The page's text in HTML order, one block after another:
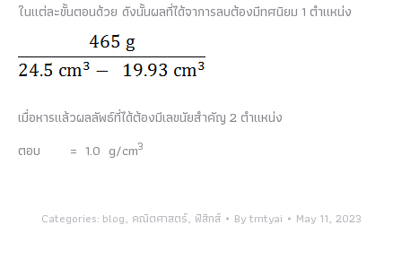
ในแต่ละขั้นตอนด้วย ดังนั้นผลที่ได้จาการลบต้องมีทศนิยม 1 ตำแหน่ง
เมื่อหารแล้วผลลัพธ์ที่ได้ต้องมีเลขนัยสำคัญ 2 ตำแหน่ง
ตอบ = 1.0 g/cm3
Categories: blog, คณิตศาสตร์, ฟิสิกส์ Bytmtyai May 11, 2023